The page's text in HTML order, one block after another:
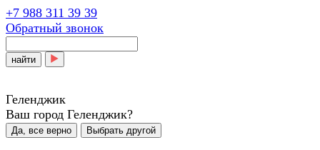
+7 988 311 39 39
Обратный звонок
найти
Геленджик
Ваш город Геленджик?
Да, все верно Выбрать другой